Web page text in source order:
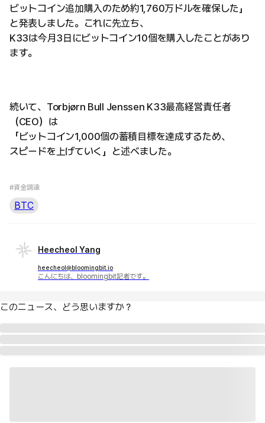
ビットコイン追加購入のため約1,760万ドルを確保した」
と発表しました。これに先立ち、
K33は今月3日にビットコイン10個を購入したことがあり
ます。
続いて、Torbjørn Bull Jenssen K33最高経営責任者
（CEO）は
「ビットコイン1,000個の蓄積目標を達成するため、
スピードを上げていく」と述べました。
#資金調達
BTC
Heecheol Yang
heecheol@bloomingbit.io
こんにちは、bloomingbit記者です。
このニュース、どう思いますか？